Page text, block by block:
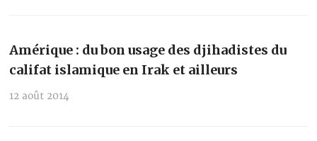
Amérique : du bon usage des djihadistes du
califat islamique en Irak et ailleurs
12 août 2014